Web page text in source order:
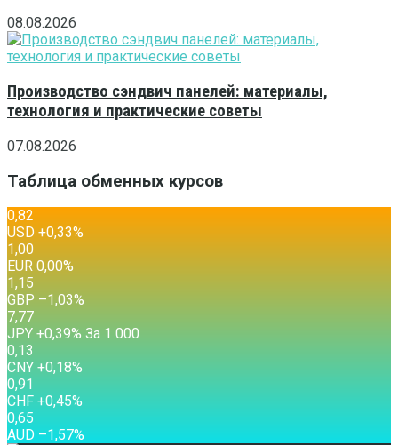
08.08.2026
Производство сэндвич панелей: материалы,
технология и практические советы
07.08.2026
Таблица обменных курсов
0,82
USD +0,33%
1,00
EUR 0,00%
1,15
GBP –1,03%
7,77
JPY +0,39% За 1 000
0,13
CNY +0,18%
0,91
CHF +0,45%
0,65
AUD –1,57%